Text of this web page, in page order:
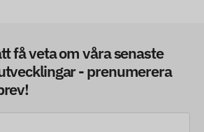
få veta om våra senaste
- prenumerera